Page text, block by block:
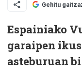
Gehitu
Espainiako
garaipen
asteburuan